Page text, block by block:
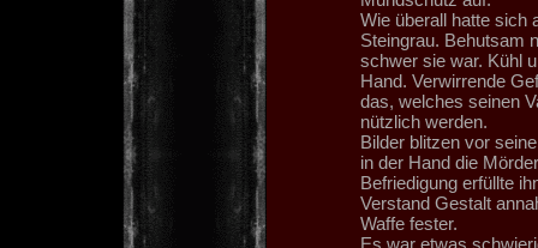
Wie überall hatte sich
Steingrau. Behutsam
schwer sie war. Kühl
Hand. Verwirrende
das, welches seinen
nützlich werden.
Bilder blitzen vor
in der Hand die
Befriedigung erfüllte
Verstand Gestalt
Waffe fester.
Es war etwas